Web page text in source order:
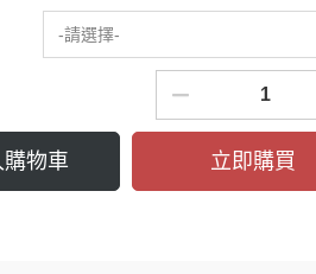
貪貪品牌專區
可蒂毛毛品牌專區
寵愛物語品牌專區
美式優選品牌專區
-請選擇-
物車 立即購買